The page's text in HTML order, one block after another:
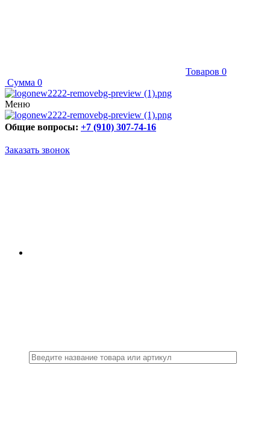
Товаров 0
Сумма 0
Меню
Общие вопросы: +7 (910) 307-74-16
Заказать звонок